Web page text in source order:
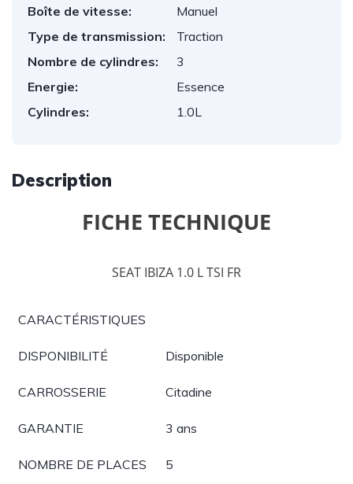
Boîte de vitesse:
Manuel
Type de transmission:
Traction
Nombre de cylindres:
3
Energie:
Essence
Cylindres:
1.0L
Description
FICHE TECHNIQUE
SEAT IBIZA 1.0 L TSI FR
CARACTÉRISTIQUES
DISPONIBILITÉ Disponible
CARROSSERIE Citadine
GARANTIE 3 ans
NOMBRE DE PLACES 5